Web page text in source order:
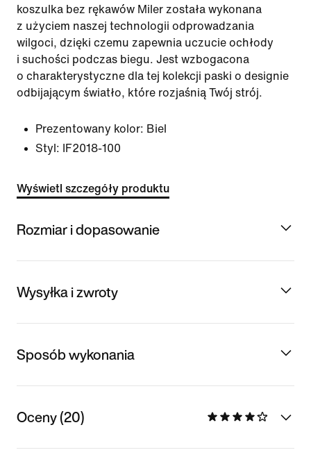
koszulka bez rękawów Miler została wykonana
z użyciem naszej technologii odprowadzania
wilgoci, dzięki czemu zapewnia uczucie ochłody
i suchości podczas biegu. Jest wzbogacona
o charakterystyczne dla tej kolekcji paski o designie
odbijającym światło, które rozjaśnią Twój strój.
Prezentowany kolor: Biel
Styl:
IF2018-100
Wyświetl szczegóły produktu
Rozmiar i dopasowanie
Wysyłka i zwroty
Sposób wykonania
Oceny (20)